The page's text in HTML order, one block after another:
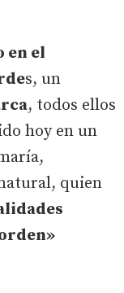
en el
s, un
, todos ellos
hoy en un
quien